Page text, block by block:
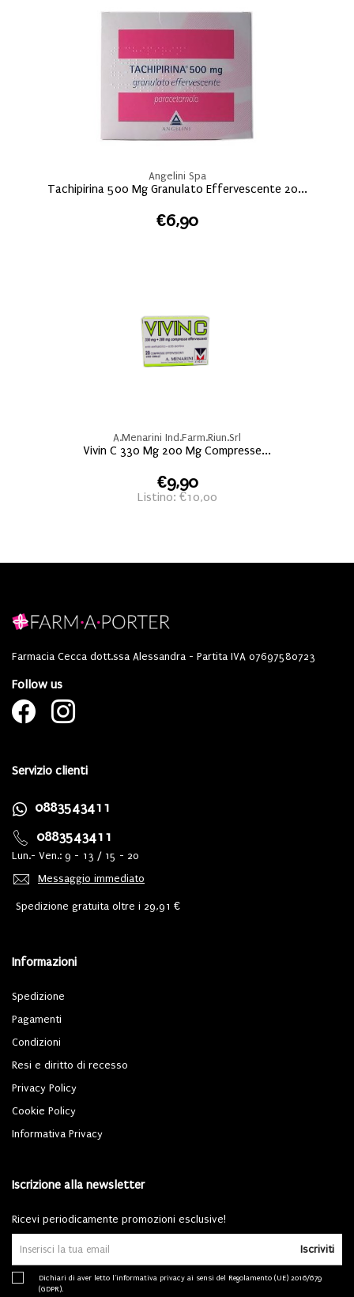
Angelini Spa
Tachipirina 500 Mg Granulato Effervescente 20...
€6,90
A.Menarini Ind.Farm.Riun.Srl
Vivin C 330 Mg 200 Mg Compresse...
€9,90
Listino: €10,00
Farmacia Cecca dott.ssa Alessandra - Partita IVA 07697580723
Follow us
Servizio clienti
0883543411
0883543411
Lun.- Ven.: 9 - 13 / 15 - 20
Messaggio immediato
Spedizione gratuita oltre i 29,91 €
Informazioni
Spedizione
Pagamenti
Condizioni
Resi e diritto di recesso
Privacy Policy
Cookie Policy
Informativa Privacy
Iscrizione alla newsletter
Ricevi periodicamente promozioni esclusive!
Iscriviti
Dichiari di aver letto l'informativa privacy ai sensi del Regolamento (UE) 2016/679
(GDPR).